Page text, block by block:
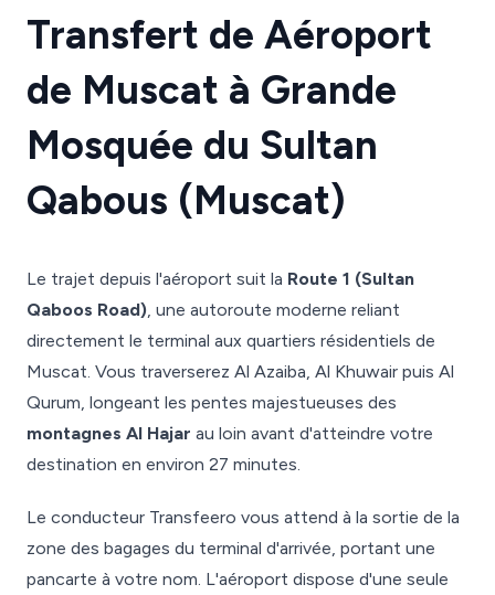
Transfert de Aéroport
de Muscat à Grande
Mosquée du Sultan
Qabous (Muscat)
Le trajet depuis l'aéroport suit la Route 1 (Sultan
Qaboos Road), une autoroute moderne reliant
directement le terminal aux quartiers résidentiels de
Muscat. Vous traverserez Al Azaiba, Al Khuwair puis Al
Qurum, longeant les pentes majestueuses des
montagnes Al Hajar au loin avant d'atteindre votre
destination en environ 27 minutes.
Le conducteur Transfeero vous attend à la sortie de la
zone des bagages du terminal d'arrivée, portant une
pancarte à votre nom. L'aéroport dispose d'une seule